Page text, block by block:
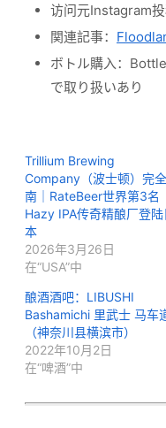
访问元Instagram投
関連記事：
ボトル購入：
で取り扱いあり
Trillium Brewing
Company（波士顿）完
南｜RateBeer世界第3名
Hazy IPA传奇精酿厂登陆
本
2026年3月26日
在“USA”中
酿酒酒吧：LIBUSHI
Bashamichi 里武士 马车
（神奈川县横滨市）
2022年10月2日
在“啤酒”中